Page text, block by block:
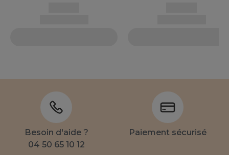
Besoin d'aide ?
04 50 65 10 12
Paiement sécurisé